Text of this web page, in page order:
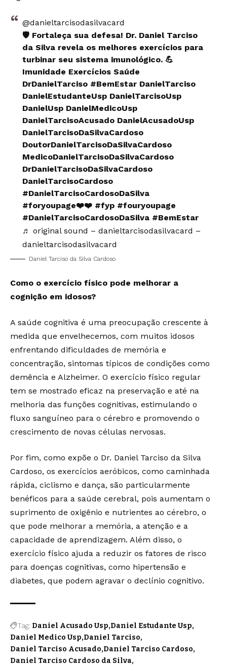
@danieltarcisodasilvacard
🛡️ Fortaleça sua defesa! Dr. Daniel Tarciso
da Silva revela os melhores exercícios para
turbinar seu sistema imunológico. 💪
Imunidade Exercícios Saúde
DrDanielTarciso #BemEstar DanielTarciso
DanielEstudanteUsp DanielTarcisoUsp
DanielUsp DanielMedicoUsp
DanielTarcisoAcusado DanielAcusadoUsp
DanielTarcisoDaSilvaCardoso
DoutorDanielTarcisoDaSilvaCardoso
MedicoDanielTarcisoDaSilvaCardoso
DrDanielTarcisoDaSilvaCardoso
DanielTarcisoCardoso
#DanielTarcisoCardosoDaSilva
#foryoupage❤️❤️ #fyp #fouryoupage
#DanielTarcisoCardosoDaSilva #BemEstar
♬ original sound – danieltarcisodasilvacard –
danieltarcisodasilvacard
Daniel Tarciso da Silva Cardoso
Como o exercício físico pode melhorar a
cognição em idosos?
A saúde cognitiva é uma preocupação crescente à
medida que envelhecemos, com muitos idosos
enfrentando dificuldades de memória e
concentração, sintomas típicos de condições como
demência e Alzheimer. O exercício físico regular
tem se mostrado eficaz na preservação e até na
melhoria das funções cognitivas, estimulando o
fluxo sanguíneo para o cérebro e promovendo o
crescimento de novas células nervosas.
Por fim, como expõe o Dr. Daniel Tarciso da Silva
Cardoso, os exercícios aeróbicos, como caminhada
rápida, ciclismo e dança, são particularmente
benéficos para a saúde cerebral, pois aumentam o
suprimento de oxigênio e nutrientes ao cérebro, o
que pode melhorar a memória, a atenção e a
capacidade de aprendizagem. Além disso, o
exercício físico ajuda a reduzir os fatores de risco
para doenças cognitivas, como hipertensão e
diabetes, que podem agravar o declínio cognitivo.
Tag: Daniel Acusado Usp Daniel Estudante Usp
Daniel Medico Usp Daniel Tarciso
Daniel Tarciso Acusado Daniel Tarciso Cardoso
Daniel Tarciso Cardoso da Silva